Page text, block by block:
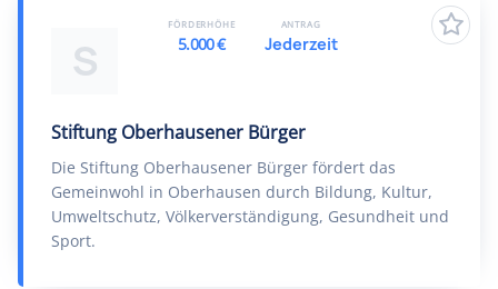
S
Stiftung Oberhausener Bürger
Die Stiftung Oberhausener Bürger fördert das
Gemeinwohl in Oberhausen durch Bildung, Kultur,
Umweltschutz, Völkerverständigung, Gesundheit und
Sport.
FÖRDERHÖHE
5.000 €
ANTRAG
Jederzeit